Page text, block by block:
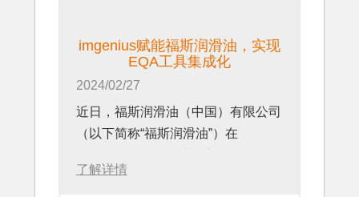
imgenius赋能福斯润滑油，实现
EQA工具集成化
2024/02/27
近日，福斯润滑油（中国）有限公司
（以下简称“福斯润滑油”）在
集成工具解决方案，系统化地管理其
了解详情